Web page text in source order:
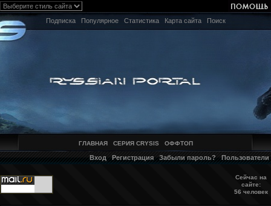
Подписка Популярное Статистика Карта сайта Поиск
ГЛАВНАЯ СЕРИЯ CRYSIS ОФФТОП
Вход Регистрация Забыли пароль? Пользователи
Сейчас на
сайте:
56 человек